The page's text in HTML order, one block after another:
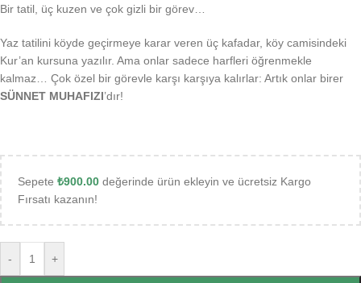
Bir tatil, üç kuzen ve çok gizli bir görev…
Yaz tatilini köyde geçirmeye karar veren üç kafadar, köy camisindeki
Kur’an kursuna yazılır. Ama onlar sadece harfleri öğrenmekle
kalmaz… Çok özel bir görevle karşı karşıya kalırlar: Artık onlar birer
SÜNNET MUHAFIZI’dır!
Sepete ₺900.00 değerinde ürün ekleyin ve ücretsiz Kargo
Fırsatı kazanın!
- +